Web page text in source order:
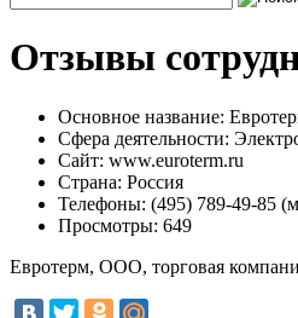
Отзывы
Основное название:
Сфера деятельности:
Сайт: www.euroterm.ru
Страна: Россия
Телефоны: (495) 789-49-85
Просмотры: 649
Евротерм, ООО, торговая